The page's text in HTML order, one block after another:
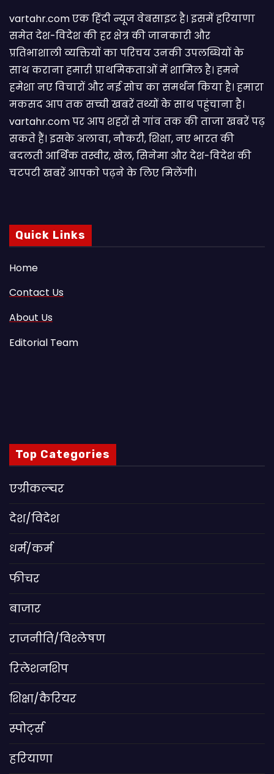
vartahr.com एक हिंदी न्यूज वेबसाइट है। इसमें हरियाणा
समेत देश-विदेश की हर क्षेत्र की जानकारी और
प्रतिभाशाली व्यक्तियों का परिचय उनकी उपलब्धियों के
साथ कराना हमारी प्राथमिकताओं में शामिल है। हमने
हमेशा नए विचारों और नई सोच का समर्थन किया है। हमारा
मकसद आप तक सच्ची खबरें तथ्यों के साथ पहुंचाना है।
vartahr.com पर आप शहरों से गांव तक की ताजा खबरें पढ़
सकते हैं। इसके अलावा, नौकरी, शिक्षा, नए भारत की
बदलती आर्थिक तस्वीर, खेल, सिनेमा और देश-विदेश की
चटपटी खबरें आपकाे पढ़ने के लिए मिलेंगी।
Quick Links
Home
Contact Us
About Us
Editorial Team
Top Categories
एग्रीकल्चर
देश/विदेश
धर्म/कर्म
फीचर
बाजार
राजनीति/विश्लेषण
रिलेशनशिप
शिक्षा/कैरियर
स्पोर्ट्स
हरियाणा